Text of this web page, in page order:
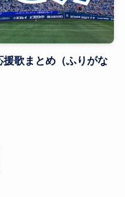
援歌まとめ（ふりがな